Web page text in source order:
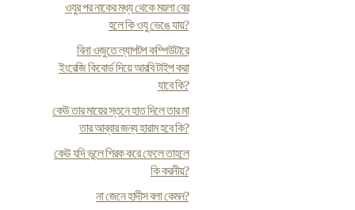
ওযুর পর নাকের মধ্য থেকে ময়লা বের
হলে কি ওযু ভেঙে যায়?
বিনা ওজুতে ল্যাপটপ কম্পিউটারে
ইংরেজি কিবোর্ড দিয়ে আরবি টাইপ করা
যাবে কি?
কেউ তার মায়ের স্তনে হাত দিলে তার মা
তার আব্বার জন্য হারাম হবে কি?
কেউ যদি ভুলে শিরক করে ফেলে তাহলে
কি করনীয়?
না জেনে হাদীস বলা কেমন?